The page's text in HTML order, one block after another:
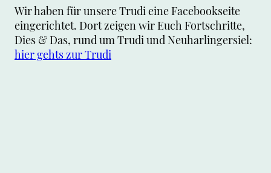
Wir haben für unsere Trudi eine Facebookseite
eingerichtet. Dort zeigen wir Euch Fortschritte,
Dies & Das, rund um Trudi und Neuharlingersiel:
hier gehts zur Trudi